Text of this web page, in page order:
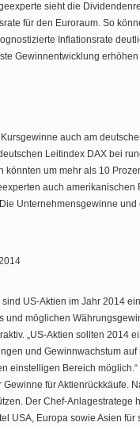
sieht die
für den Euroraum. So
Inflationsrate
Gewinnentwicklung
auch am
Leitindex DAX bei
um mehr als 10
auch amerikanischen
Unternehmensgewinne
US-Aktien im Jahr 2014
und möglichen
„US-Aktien sollten 2014
und Gewinnwachstum
einstelligen Bereich
für Aktienrückkäufe.
Der Chef-Anlagestratege
USA, Europa sowie Asien für